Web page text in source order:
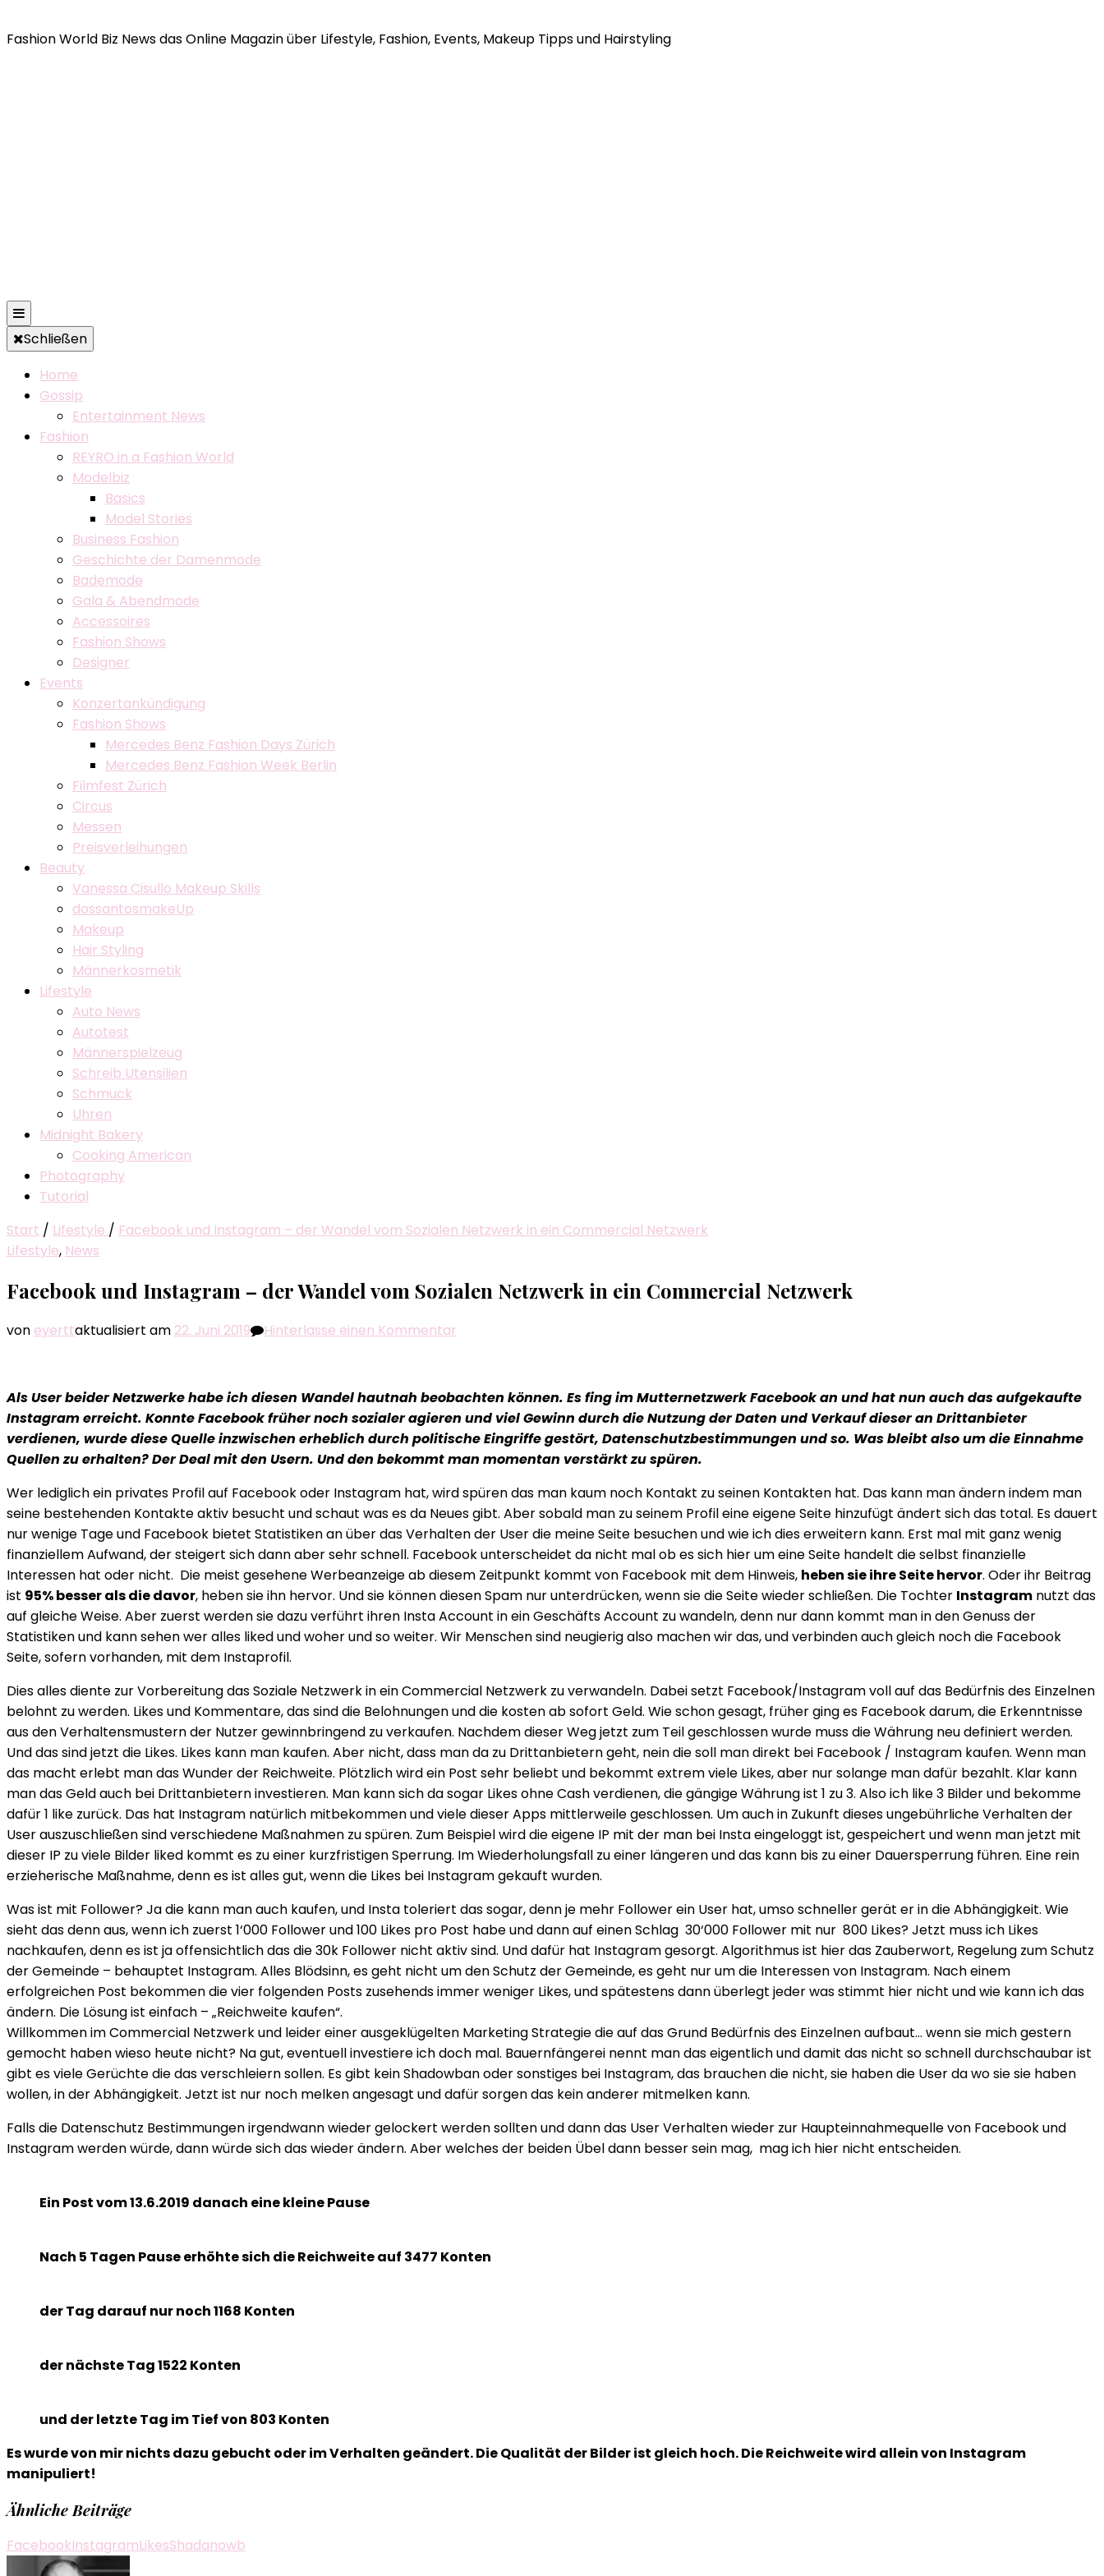
Fashion World Biz News das Online Magazin über Lifestyle, Fashion, Events, Makeup Tipps und Hairstyling
Schließen
Home
Gossip
Entertainment News
Fashion
REYRO in a Fashion World
Modelbiz
Basics
Model Stories
Business Fashion
Geschichte der Damenmode
Bademode
Gala & Abendmode
Accessoires
Fashion Shows
Designer
Events
Konzertankündigung
Fashion Shows
Mercedes Benz Fashion Days Zürich
Mercedes Benz Fashion Week Berlin
Filmfest Zürich
Circus
Messen
Preisverleihungen
Beauty
Vanessa Cisullo Makeup Skills
dossantosmakeUp
Makeup
Hair Styling
Männerkosmetik
Lifestyle
Auto News
Autotest
Männerspielzeug
Schreib Utensilien
Schmuck
Uhren
Midnight Bakery
Cooking American
Photography
Tutorial
Start / Lifestyle / Facebook und Instagram – der Wandel vom Sozialen Netzwerk in ein Commercial Netzwerk
Lifestyle, News
Facebook und Instagram – der Wandel vom Sozialen Netzwerk in ein Commercial Netzwerk
von eyerttaktualisiert am 22. Juni 2019 Hinterlasse einen Kommentar
Instagram
–
der
Wandel
Sozialen
Netzwerk
in
ein
Commercial
Netzwerk
Als User beider Netzwerke habe ich diesen Wandel hautnah beobachten können. Es fing im Mutternetzwerk Facebook an und hat nun auch das aufgekaufte
Instagram erreicht. Konnte Facebook früher noch sozialer agieren und viel Gewinn durch die Nutzung der Daten und Verkauf dieser an Drittanbieter
verdienen, wurde diese Quelle inzwischen erheblich durch politische Eingriffe gestört, Datenschutzbestimmungen und so. Was bleibt also um die Einnahme
Quellen zu erhalten? Der Deal mit den Usern. Und den bekommt man momentan verstärkt zu spüren.
Wer lediglich ein privates Profil auf Facebook oder Instagram hat, wird spüren das man kaum noch Kontakt zu seinen Kontakten hat. Das kann man ändern indem man
seine bestehenden Kontakte aktiv besucht und schaut was es da Neues gibt. Aber sobald man zu seinem Profil eine eigene Seite hinzufügt ändert sich das total. Es dauert
nur wenige Tage und Facebook bietet Statistiken an über das Verhalten der User die meine Seite besuchen und wie ich dies erweitern kann. Erst mal mit ganz wenig
finanziellem Aufwand, der steigert sich dann aber sehr schnell. Facebook unterscheidet da nicht mal ob es sich hier um eine Seite handelt die selbst finanzielle
Interessen hat oder nicht. Die meist gesehene Werbeanzeige ab diesem Zeitpunkt kommt von Facebook mit dem Hinweis, heben sie ihre Seite hervor. Oder ihr Beitrag
ist 95% besser als die davor, heben sie ihn hervor. Und sie können diesen Spam nur unterdrücken, wenn sie die Seite wieder schließen. Die Tochter Instagram nutzt das
auf gleiche Weise. Aber zuerst werden sie dazu verführt ihren Insta Account in ein Geschäfts Account zu wandeln, denn nur dann kommt man in den Genuss der
Statistiken und kann sehen wer alles liked und woher und so weiter. Wir Menschen sind neugierig also machen wir das, und verbinden auch gleich noch die Facebook
Seite, sofern vorhanden, mit dem Instaprofil.
Dies alles diente zur Vorbereitung das Soziale Netzwerk in ein Commercial Netzwerk zu verwandeln. Dabei setzt Facebook/Instagram voll auf das Bedürfnis des Einzelnen
belohnt zu werden. Likes und Kommentare, das sind die Belohnungen und die kosten ab sofort Geld. Wie schon gesagt, früher ging es Facebook darum, die Erkenntnisse
aus den Verhaltensmustern der Nutzer gewinnbringend zu verkaufen. Nachdem dieser Weg jetzt zum Teil geschlossen wurde muss die Währung neu definiert werden.
Und das sind jetzt die Likes. Likes kann man kaufen. Aber nicht, dass man da zu Drittanbietern geht, nein die soll man direkt bei Facebook / Instagram kaufen. Wenn man
das macht erlebt man das Wunder der Reichweite. Plötzlich wird ein Post sehr beliebt und bekommt extrem viele Likes, aber nur solange man dafür bezahlt. Klar kann
man das Geld auch bei Drittanbietern investieren. Man kann sich da sogar Likes ohne Cash verdienen, die gängige Währung ist 1 zu 3. Also ich like 3 Bilder und bekomme
dafür 1 like zurück. Das hat Instagram natürlich mitbekommen und viele dieser Apps mittlerweile geschlossen. Um auch in Zukunft dieses ungebührliche Verhalten der
User auszuschließen sind verschiedene Maßnahmen zu spüren. Zum Beispiel wird die eigene IP mit der man bei Insta eingeloggt ist, gespeichert und wenn man jetzt mit
dieser IP zu viele Bilder liked kommt es zu einer kurzfristigen Sperrung. Im Wiederholungsfall zu einer längeren und das kann bis zu einer Dauersperrung führen. Eine rein
erzieherische Maßnahme, denn es ist alles gut, wenn die Likes bei Instagram gekauft wurden.
Was ist mit Follower? Ja die kann man auch kaufen, und Insta toleriert das sogar, denn je mehr Follower ein User hat, umso schneller gerät er in die Abhängigkeit. Wie
sieht das denn aus, wenn ich zuerst 1‘000 Follower und 100 Likes pro Post habe und dann auf einen Schlag 30‘000 Follower mit nur 800 Likes? Jetzt muss ich Likes
nachkaufen, denn es ist ja offensichtlich das die 30k Follower nicht aktiv sind. Und dafür hat Instagram gesorgt. Algorithmus ist hier das Zauberwort, Regelung zum Schutz
der Gemeinde – behauptet Instagram. Alles Blödsinn, es geht nicht um den Schutz der Gemeinde, es geht nur um die Interessen von Instagram. Nach einem
erfolgreichen Post bekommen die vier folgenden Posts zusehends immer weniger Likes, und spätestens dann überlegt jeder was stimmt hier nicht und wie kann ich das
ändern. Die Lösung ist einfach – „Reichweite kaufen“.
Willkommen im Commercial Netzwerk und leider einer ausgeklügelten Marketing Strategie die auf das Grund Bedürfnis des Einzelnen aufbaut… wenn sie mich gestern
gemocht haben wieso heute nicht? Na gut, eventuell investiere ich doch mal. Bauernfängerei nennt man das eigentlich und damit das nicht so schnell durchschaubar ist
gibt es viele Gerüchte die das verschleiern sollen. Es gibt kein Shadowban oder sonstiges bei Instagram, das brauchen die nicht, sie haben die User da wo sie sie haben
wollen, in der Abhängigkeit. Jetzt ist nur noch melken angesagt und dafür sorgen das kein anderer mitmelken kann.
Falls die Datenschutz Bestimmungen irgendwann wieder gelockert werden sollten und dann das User Verhalten wieder zur Haupteinnahmequelle von Facebook und
Instagram werden würde, dann würde sich das wieder ändern. Aber welches der beiden Übel dann besser sein mag, mag ich hier nicht entscheiden.
Ein Post vom 13.6.2019 danach eine kleine Pause
Nach 5 Tagen Pause erhöhte sich die Reichweite auf 3477 Konten
der Tag darauf nur noch 1168 Konten
der nächste Tag 1522 Konten
und der letzte Tag im Tief von 803 Konten
Es wurde von mir nichts dazu gebucht oder im Verhalten geändert. Die Qualität der Bilder ist gleich hoch. Die Reichweite wird allein von Instagram
manipuliert!
Ähnliche Beiträge
FacebookInstagramLikesShadanowb